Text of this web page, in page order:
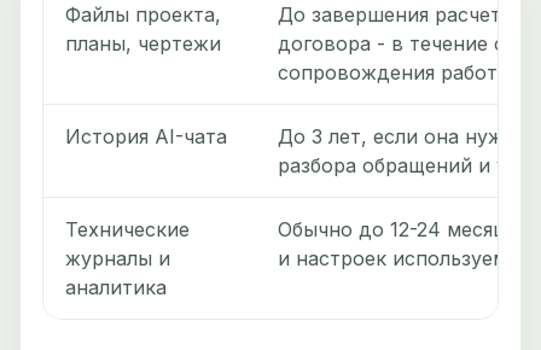
Файлы проекта,
планы, чертежи
До завершения расчета
договора - в течение
сопровождения работ и
История AI-чата
До 3 лет, если она нужна
разбора обращений и
Технические
журналы и
аналитика
Обычно до 12-24 месяцев
и настроек